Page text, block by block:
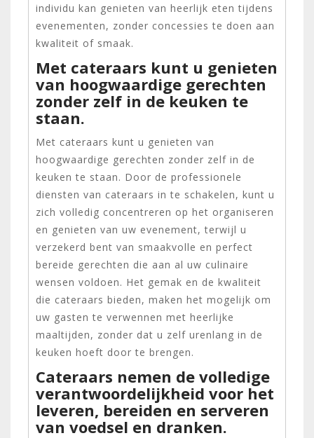
individu kan genieten van heerlijk eten tijdens
evenementen, zonder concessies te doen aan
kwaliteit of smaak.
Met cateraars kunt u genieten
van hoogwaardige gerechten
zonder zelf in de keuken te
staan.
Met cateraars kunt u genieten van
hoogwaardige gerechten zonder zelf in de
keuken te staan. Door de professionele
diensten van cateraars in te schakelen, kunt u
zich volledig concentreren op het organiseren
en genieten van uw evenement, terwijl u
verzekerd bent van smaakvolle en perfect
bereide gerechten die aan al uw culinaire
wensen voldoen. Het gemak en de kwaliteit
die cateraars bieden, maken het mogelijk om
uw gasten te verwennen met heerlijke
maaltijden, zonder dat u zelf urenlang in de
keuken hoeft door te brengen.
Cateraars nemen de volledige
verantwoordelijkheid voor het
leveren, bereiden en serveren
van voedsel en dranken.